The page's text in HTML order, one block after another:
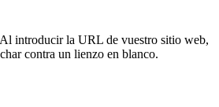
introducir la URL de vuestro sitio web,
contra un lienzo en blanco.